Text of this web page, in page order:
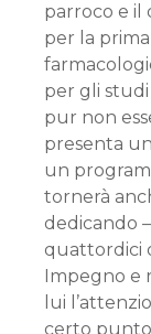
parroco e il
per la
per gli
pur non
presenta
un
tornerà
dedicando
quattordici
Impegno e
lui
certo punto